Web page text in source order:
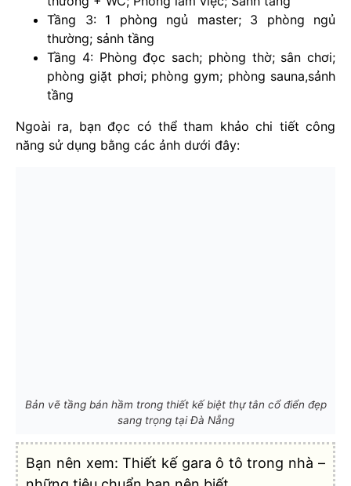
Tầng 3: 1 phòng ngủ master; 3 phòng ngủ
thường; sảnh tầng
Tầng 4: Phòng đọc sach; phòng thờ; sân chơi;
phòng giặt phơi; phòng gym; phòng sauna,sảnh
tầng
Ngoài ra, bạn đọc có thể tham khảo chi tiết công
năng sử dụng bằng các ảnh dưới đây:
Bản vẽ tầng bán hầm trong thiết kế biệt thự tân cổ điển đẹp
sang trọng tại Đà Nẵng
Bạn nên xem: Thiết kế gara ô tô trong nhà –